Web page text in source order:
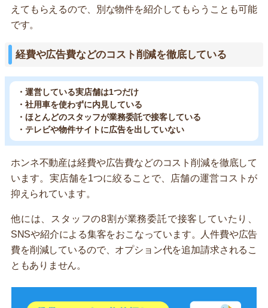
えてもらえるので、別な物件を紹介してもらうことも可能
です。
経費や広告費などのコスト削減を徹底している
・運営している実店舗は1つだけ
・社用車を使わずに内見している
・ほとんどのスタッフが業務委託で接客している
・テレビや物件サイトに広告を出していない
ホンネ不動産は経費や広告費などのコスト削減を徹底して
います。実店舗を1つに絞ることで、店舗の運営コストが
抑えられています。
他には、スタッフの8割が業務委託で接客していたり、
SNSや紹介による集客をおこなっています。人件費や広告
費を削減しているので、オプション代を追加請求されるこ
ともありません。